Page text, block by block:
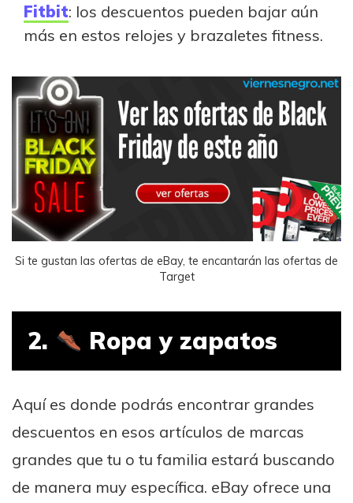
Fitbit: los descuentos pueden bajar aún
más en estos relojes y brazaletes fitness.
Si te gustan las ofertas de eBay, te encantarán las ofertas de
Target
2. Ropa y zapatos
Aquí es donde podrás encontrar grandes
descuentos en esos artículos de marcas
grandes que tu o tu familia estará buscando
de manera muy específica. eBay ofrece una